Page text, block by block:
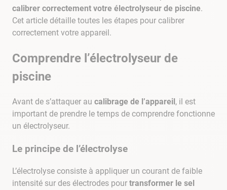
calibrer correctement votre électrolyseur de piscine.
Cet article détaille toutes les étapes pour calibrer
correctement votre appareil.
Comprendre l’électrolyseur de
piscine
Avant de s’attaquer au calibrage de l’appareil, il est
important de prendre le temps de comprendre fonctionne
un électrolyseur.
Le principe de l’électrolyse
L’électrolyse consiste à appliquer un courant de faible
intensité sur des électrodes pour transformer le sel